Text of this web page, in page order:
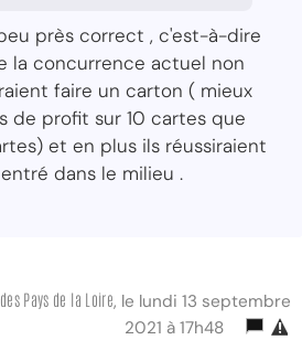
près correct , c'est-à-dire
la concurrence actuel non
faire un carton ( mieux
de profit sur 10 cartes que
et en plus ils réussiraient
dans le milieu .
Pays de la Loire, le lundi 13 septembre
2021 à 17h48